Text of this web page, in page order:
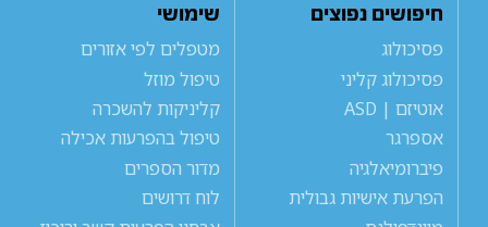
חיפושים נפוצים
פסיכולוג
פסיכולוג קליני
אוטיזם | ASD
אספרגר
פיברומיאלגיה
הפרעת אישיות גבולית
שימושי
מטפלים לפי אזורים
טיפול מוזל
קליניקות להשכרה
טיפול בהפרעות אכילה
מדור הספרים
לוח דרושים